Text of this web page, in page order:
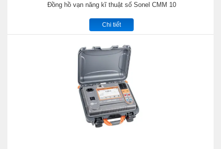
Đồng hồ vạn năng kĩ thuật số Sonel CMM 10
Chi tiết